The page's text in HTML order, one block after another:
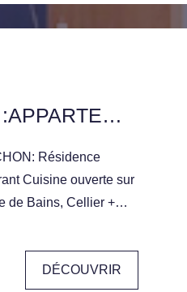
PLACE DES VOSGES :APPARTEMENT AVEC BALCON ET PARKING
Résidence
Cuisine ouverte sur
de Bains, Cellier +
DÉCOUVRIR